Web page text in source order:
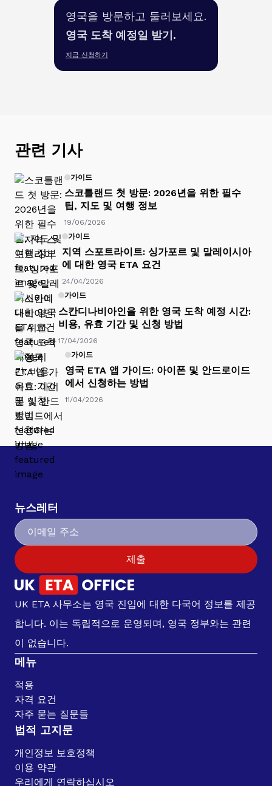
영국을 방문하고 둘러보세요.
영국 도착 예정일 받기.
지금 신청하기
관련 기사
가이드
스코틀랜드 첫 방문: 2026년을 위한 필수
팁, 지도 및 여행 정보
19/06/2026
가이드
지역 스포트라이트: 싱가포르 및 말레이시아
에 대한 영국 ETA 요건
24/04/2026
가이드
스칸디나비아인을 위한 영국 도착 예정 시간:
비용, 유효 기간 및 신청 방법
17/04/2026
가이드
영국 ETA 앱 가이드: 아이폰 및 안드로이드
에서 신청하는 방법
11/04/2026
뉴스레터
제출
UK ETA 사무소는 영국 진입에 대한 다국어 정보를 제공
합니다. 이는 독립적으로 운영되며, 영국 정부와는 관련
이 없습니다.
메뉴
적용
자격 요건
자주 묻는 질문들
법적 고지문
개인정보 보호정책
이용 약관
우리에게 연락하십시오